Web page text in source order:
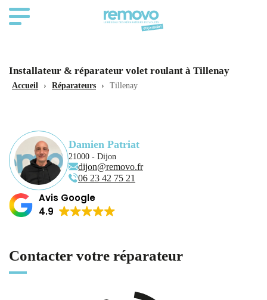
Installateur & réparateur volet roulant à Tillenay
Accueil › Réparateurs › Tillenay
Damien Patriat
21000 - Dijon
dijon@removo.fr
06 23 42 75 21
Avis Google
4.9
Contacter votre réparateur